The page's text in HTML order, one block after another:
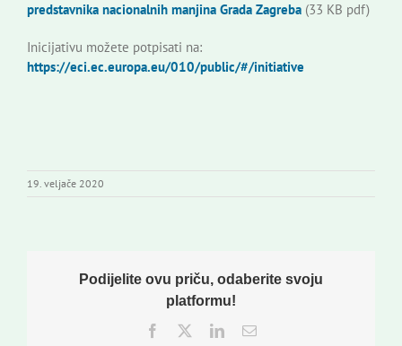
Korisne informacije
predstavnika nacionalnih manjina Grada Zagreba (33 KB pdf)
Inicijativu možete potpisati na:
https://eci.ec.europa.eu/010/public/#/initiative
19. veljače 2020
Podijelite ovu priču, odaberite svoju
platformu!
Facebook
TwitterLinkedInEmail: